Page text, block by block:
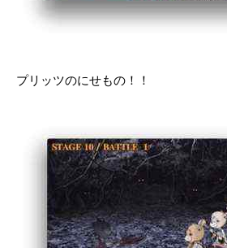
プリッツのにせもの！！